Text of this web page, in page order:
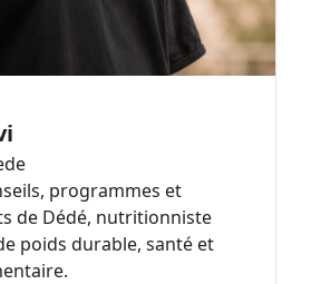
programmes et
de Dédé, nutritionniste
poids durable, santé et